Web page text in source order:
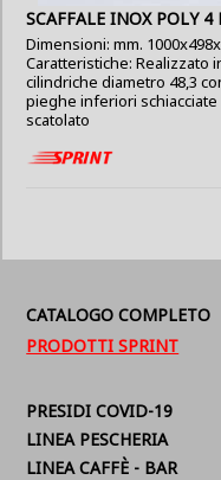
SCAFFALE INOX POLY
Dimensioni: mm.
Caratteristiche: Realizzato
cilindriche diametro 48,3
pieghe inferiori
scatolato
CATALOGO COMPLETO
PRODOTTI SPRINT
PRESIDI COVID-19
LINEA PESCHERIA
LINEA CAFFÈ - BAR